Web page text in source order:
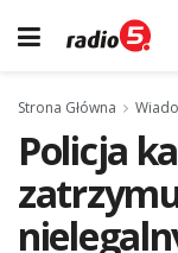
Strona Główna
Policja